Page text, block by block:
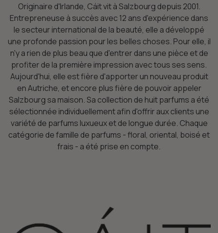
Originaire d'Irlande, Cáit vit à Salzbourg depuis 2001.
Entrepreneuse à succès avec 12 ans d'expérience dans
le secteur international de la beauté, elle a développé
une profonde passion pour les belles choses. Pour elle, il
n'y a rien de plus beau que d'entrer dans une pièce et de
profiter de la première impression avec tous ses sens.
Aujourd'hui, elle est fière d'apporter un nouveau produit
en Autriche, et encore plus fière de pouvoir appeler
Salzbourg sa maison. Sa collection de huit parfums a été
sélectionnée individuellement afin d'offrir aux clients une
variété de parfums luxueux et de longue durée. Chaque
catégorie de famille de parfums - floral, oriental, boisé et
frais - a été prise en compte.